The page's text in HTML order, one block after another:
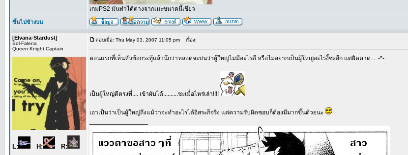
เกมPS2 มันทำได้ต่างจากเมะขนาดนี้เชียว
ขึ้นไปข้างบน
[Elvana-Stardust]
Sol-Falena
Queen Knight Captain
L: H: R:
ตอบเมื่อ: Thu May 03, 2007 11:05 pm เรื่อง:
ตอนแรกที่เห็นหัวข้อกระทู้แล้วนึกว่าหลอดจะบ่นว่าผู้ใหญ่ไม่มีอะไรดี หรือไม่อยากเป็นผู้ใหญ่อะไรงี้ซะอีก แต่ผิดคาด.... -*-
เป็นผู้ใหญ่ดีตรงที่.... เข้าผับได้..........ซะเมื่อไหร่เล่า!!!!
เอาเป็นว่าเป็นผู้ใหญ่ถึงแม้ว่าจะทำอะไรได้อิสระก็จริง แต่ความรับผิดชอบก็ต้องมีมากขึ้นด้วยนะ